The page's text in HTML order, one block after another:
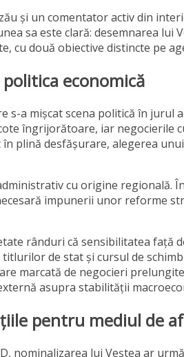
și un comentator activ din
sa este clară: desemnarea lui
cu două obiective distincte pe
economică
s-a mișcat scena politică în
îngrijorătoare, iar negocierile
plină desfășurare, alegerea
cu origine regională.
impunerii unor reforme
rânduri că sensibilitatea față
de stat și cursul de
marcată de negocieri
asupra stabilității
pentru mediul de
nominalizarea lui Veștea ar